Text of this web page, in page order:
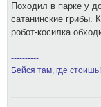
Походил в парке у
сатанинские грибы.
робот-косилка
----------
Бейся там, где стоишь!